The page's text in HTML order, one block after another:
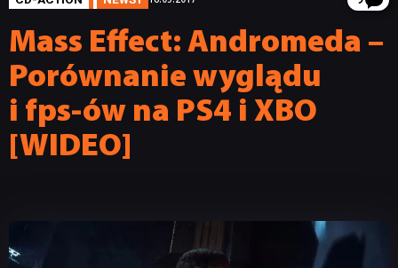
Mass Effect: Andromeda –
Porównanie wyglądu
i fps-ów na PS4 i XBO
[WIDEO]